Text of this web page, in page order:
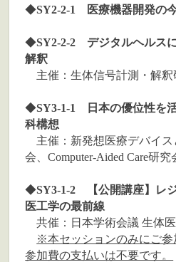
◆SY2-2-1 医療機器開発の今
◆SY2-2-2 デジタルヘルス
解釈
主催：生体信号計測・解釈
◆SY3-1-1 日本の優位性を
科構想
主催：新発想医療デバイス
会、Computer-Aided Care研究
◆SY3-1-2 【公開講座】レ
医工学の最前線
共催：日本学術会議 生体
※本セッションのみにご参
参加費の支払いは不要です。